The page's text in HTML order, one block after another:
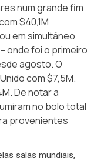
num grande fim
$40,1M
em simultâneo
onde foi o primeiro
agosto. O
com $7,5M.
De notar a
no bolo total
provenientes
salas mundiais,